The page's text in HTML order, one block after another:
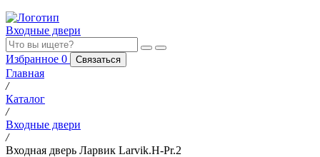
Входные двери
Избранное 0 Связаться
Главная
/
Каталог
/
Входные двери
/
Входная дверь Ларвик Larvik.H-Pr.2